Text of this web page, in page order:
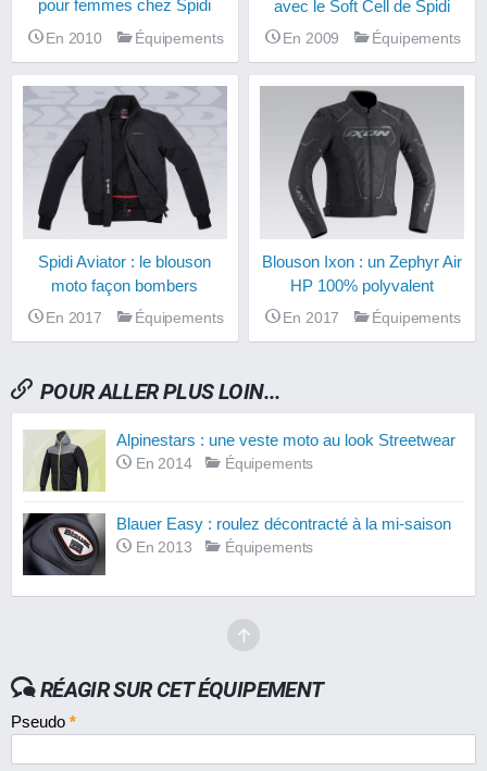
pour femmes chez Spidi
En 2010 Équipements
avec le Soft Cell de Spidi
En 2009 Équipements
Spidi Aviator : le blouson
moto façon bombers
En 2017 Équipements
Blouson Ixon : un Zephyr Air
HP 100% polyvalent
En 2017 Équipements
POUR ALLER PLUS LOIN...
Alpinestars : une veste moto au look Streetwear
En 2014 Équipements
Blauer Easy : roulez décontracté à la mi-saison
En 2013 Équipements
RÉAGIR SUR CET ÉQUIPEMENT
Pseudo *